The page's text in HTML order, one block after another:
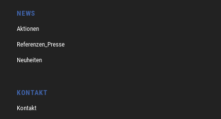
NEWS
Aktionen
Referenzen_Presse
Neuheiten
KONTAKT
Kontakt